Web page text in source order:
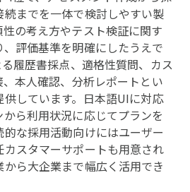
までを一体で検討しやすい製
の考え方やテスト検証に関す
評価基準を明確にしたうえで
履歴書採点、適格性質問、カス
本人確認、分析レポートとい
しています。日本語UIに対応
ら利用状況に応じてプランを
な採用活動向けにはユーザー
スタマーサポートも用意され
ら大企業まで幅広く活用でき